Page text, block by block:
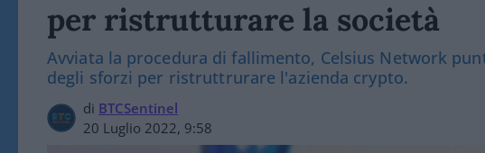
per ristrutturare la società
Avviata la procedura di fallimento, Celsius Network
degli sforzi per ristruttrurare l'azienda crypto.
di BTCSentinel
20 Luglio 2022, 9:58